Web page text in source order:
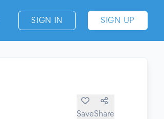
SIGN IN SIGN UP
SaveShare